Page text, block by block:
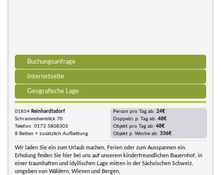
Buchungsanfrage
Internetseite
Geografische Lage
01814 Reinhardtsdorf
Schrammsteinblick 70
Telefon: 0173 5808303
8 Betten + zusätzlich Aufbettung
Person pro Tag ab: 24€
Doppelzi. p. Tag ab: 48€
Objekt pro Tag ab: 48€
Objekt p. Woche ab: 336€
Wir laden Sie ein zum Urlaub machen, Ferien oder zum Ausspannen ein.
Erholung finden Sie hier bei uns auf unserem kinderfreundlichen Bauernhof, in
einer traumhaften und idyllischen Lage mitten in der Sächsischen Schweiz,
umgeben von Wäldern, Wiesen und Bergen.